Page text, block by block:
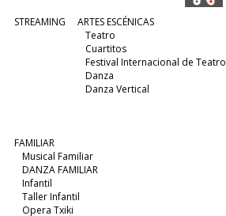
STREAMING
ARTES ESCÉNICAS
Teatro
Cuartitos
Festival Internacional de Teatro
Danza
Danza Vertical
FAMILIAR
Musical Familiar
DANZA FAMILIAR
Infantil
Taller Infantil
Opera Txiki